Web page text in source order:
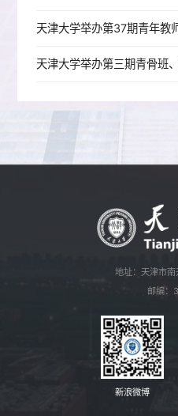
天津大学举办第37期青年教
天津大学举办第三期青骨班
地址：天津市
邮编：
新浪微博